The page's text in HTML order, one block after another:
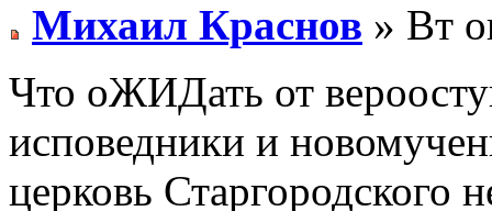
Михаил Краснов » Вт
Что оЖИДать от
исповедники и
церковь Старгородского